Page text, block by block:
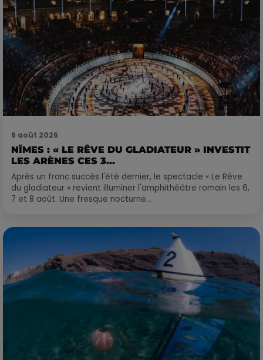
6 août 2026
NÎMES : « LE RÊVE DU GLADIATEUR » INVESTIT
LES ARÈNES CES 3...
Après un franc succès l'été dernier, le spectacle « Le Rêve
du gladiateur » revient illuminer l'amphithéâtre romain les 6,
7 et 8 août. Une fresque nocturne...